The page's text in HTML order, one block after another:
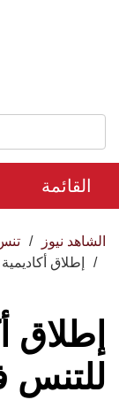
القائمة
الشاهد نيوز
إطلاق
إطلاق